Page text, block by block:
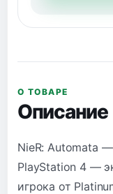
О ТОВАРЕ
Описание
NieR: Automata
PlayStation 4 —
игрока от